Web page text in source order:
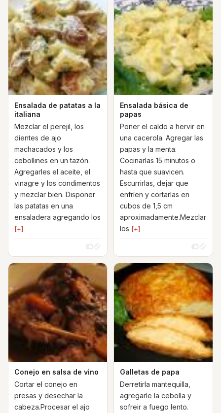
Ensalada de patatas a la
italiana
Mezclar el perejil, los
dientes de ajo
machacados y los
cebollines en un tazón.
Agregarles el aceite, el
vinagre y los condimentos
y mezclar bien. Disponer
las patatas en una
ensaladera agregando los
[+]
Ensalada básica de
papas
Poner el caldo a hervir en
una cacerola. Agregar las
papas y la menta.
Cocinarlas 15 minutos o
hasta que suavicen.
Escurrirlas, dejar que
enfríen y cortarlas en
cubos de 1,5 cm
aproximadamente.Mezclar
los [+]
Conejo en salsa de vino
Cortar el conejo en
presas y desechar la
cabeza.Procesar el ajo
Galletas de papa
Derretirla mantequilla,
agregarle la cebolla y
sofreir a fuego lento.